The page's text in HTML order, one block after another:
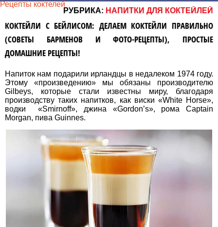
Рецепты коктелей
РУБРИКА: НАПИТКИ ДЛЯ КОКТЕЙЛЕЙ
КОКТЕЙЛИ С БЕЙЛИСОМ: ДЕЛАЕМ КОКТЕЙЛИ ПРАВИЛЬНО
(СОВЕТЫ БАРМЕНОВ И ФОТО-РЕЦЕПТЫ), ПРОСТЫЕ
ДОМАШНИЕ РЕЦЕПТЫ!
Напиток нам подарили ирландцы в недалеком 1974 году.
Этому «произведению» мы обязаны производителю
Gilbeys, которые стали известны миру, благодаря
производству таких напитков, как виски «White Horse»,
водки «Smirnoff», джина «Gordon’s», рома Captain
Morgan, пива Guinnes.